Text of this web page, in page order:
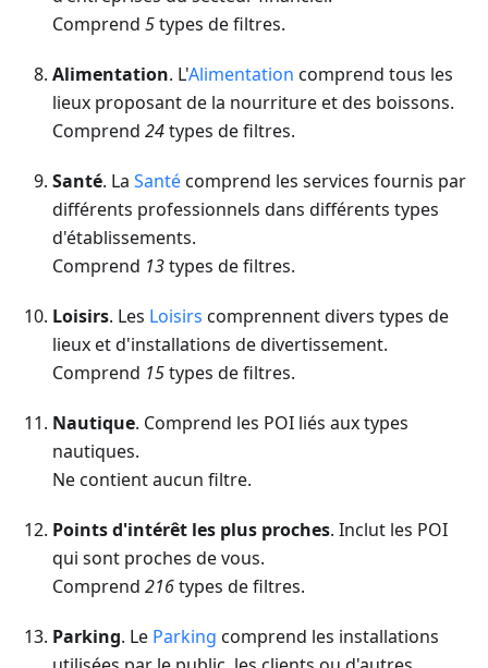
Comprend 5types de filtres.
Alimentation. L'Alimentation comprend tous les
lieux proposant de la nourriture et des boissons.
Comprend 24types de filtres.
Santé. La Santécomprend les services fournis par
différents professionnels dans différents types
d'établissements.
Comprend 13types de filtres.
Loisirs. Les Loisirs comprennent divers types de
lieux et d'installations de divertissement.
Comprend 15types de filtres.
Nautique. Comprend les POI liés aux types
nautiques.
Ne contient aucun filtre.
Points d'intérêt les plus proches. Inclut les POI
qui sont proches de vous.
Comprend 216types de filtres.
Parking. Le Parking comprend les installations